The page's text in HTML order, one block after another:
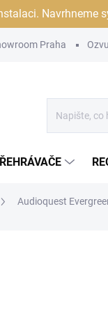
Navrhneme
Praha
Audioquest